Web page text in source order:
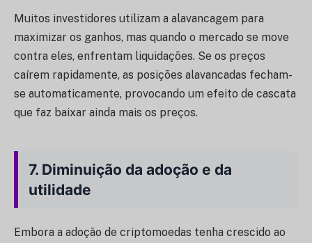
Muitos investidores utilizam a alavancagem para
maximizar os ganhos, mas quando o mercado se move
contra eles, enfrentam liquidações. Se os preços
caírem rapidamente, as posições alavancadas fecham-
se automaticamente, provocando um efeito de cascata
que faz baixar ainda mais os preços.
7. Diminuição da adoção e da
utilidade
Embora a adoção de criptomoedas tenha crescido ao